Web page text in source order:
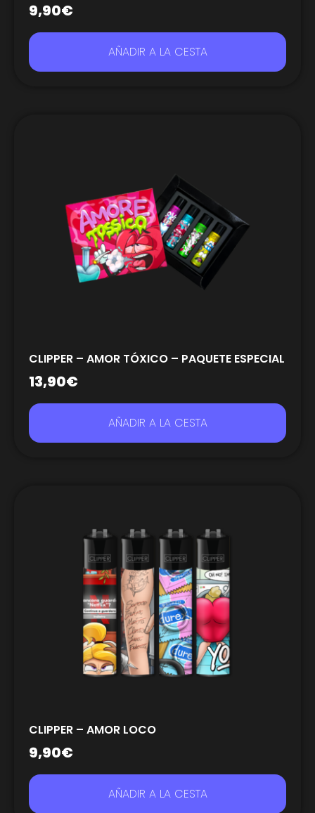
9,90€
AÑADIR A LA CESTA
CLIPPER – AMOR TÓXICO – PAQUETE ESPECIAL
13,90€
AÑADIR A LA CESTA
CLIPPER – AMOR LOCO
9,90€
AÑADIR A LA CESTA